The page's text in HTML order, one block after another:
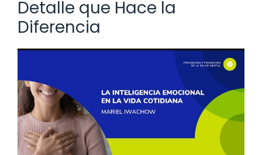
Detalle que Hace la
Diferencia